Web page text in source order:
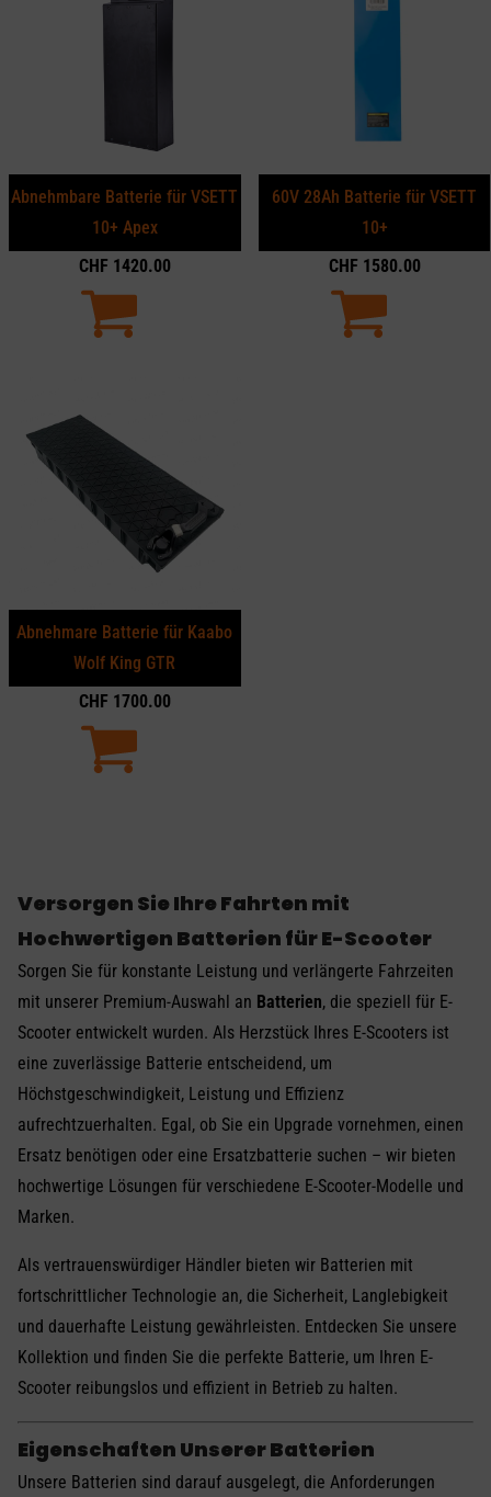
Abnehmbare Batterie für VSETT
10+ Apex
CHF 1420.00
60V 28Ah Batterie für VSETT
10+
CHF 1580.00
Abnehmare Batterie für Kaabo
Wolf King GTR
CHF 1700.00
Versorgen Sie Ihre Fahrten mit
Hochwertigen Batterien für E-Scooter
Sorgen Sie für konstante Leistung und verlängerte Fahrzeiten
mit unserer Premium-Auswahl an Batterien, die speziell für E-
Scooter entwickelt wurden. Als Herzstück Ihres E-Scooters ist
eine zuverlässige Batterie entscheidend, um
Höchstgeschwindigkeit, Leistung und Effizienz
aufrechtzuerhalten. Egal, ob Sie ein Upgrade vornehmen, einen
Ersatz benötigen oder eine Ersatzbatterie suchen – wir bieten
hochwertige Lösungen für verschiedene E-Scooter-Modelle und
Marken.
Als vertrauenswürdiger Händler bieten wir Batterien mit
fortschrittlicher Technologie an, die Sicherheit, Langlebigkeit
und dauerhafte Leistung gewährleisten. Entdecken Sie unsere
Kollektion und finden Sie die perfekte Batterie, um Ihren E-
Scooter reibungslos und effizient in Betrieb zu halten.
Eigenschaften Unserer Batterien
Unsere Batterien sind darauf ausgelegt, die Anforderungen